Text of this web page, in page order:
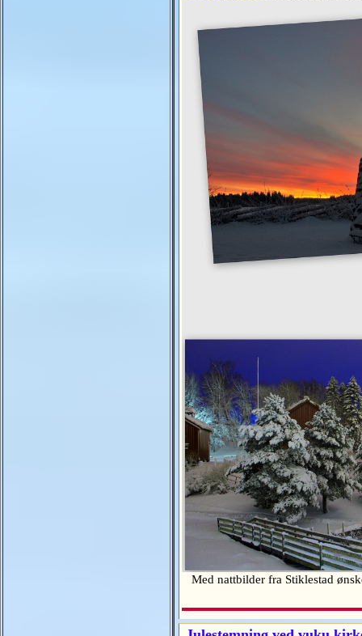
Med nattbilder fra Stiklestad